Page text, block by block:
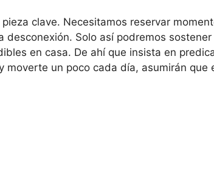
clave. Necesitamos reservar
desconexión. Solo así podremos sostener
en casa. De ahí que insista en
moverte un poco cada día, asumirán que